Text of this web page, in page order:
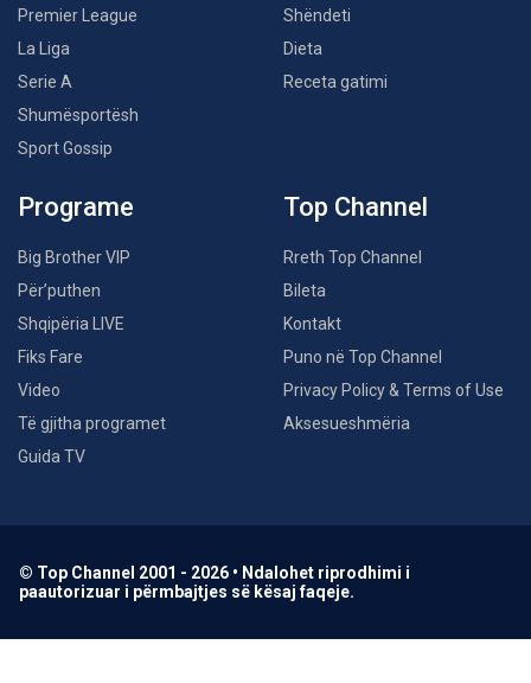
Premier League
La Liga
Serie A
Shumësportësh
Sport Gossip
Shëndeti
Dieta
Receta gatimi
Programe
Big Brother VIP
Për’puthen
Shqipëria LIVE
Fiks Fare
Video
Të gjitha programet
Guida TV
Top Channel
Rreth Top Channel
Bileta
Kontakt
Puno në Top Channel
Privacy Policy & Terms of Use
Aksesueshmëria
© Top Channel 2001 - 2026 • Ndalohet riprodhimi i
paautorizuar i përmbajtjes së kësaj faqeje.